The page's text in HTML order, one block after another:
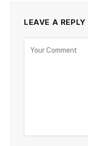
LEAVE A REPLY